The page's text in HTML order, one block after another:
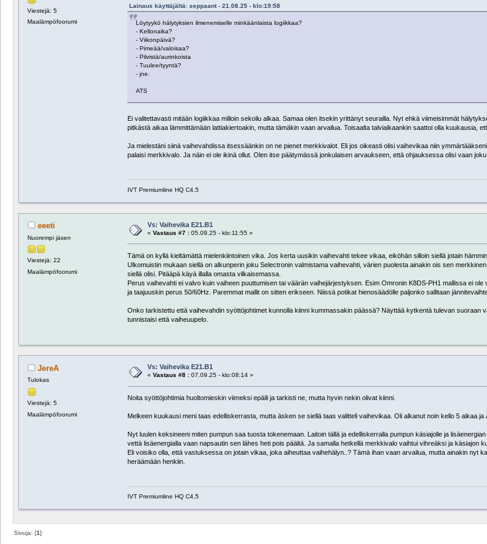
Viestejä: 5
Maalämpöfoorumi
Lainaus käyttäjältä: seppaant - 21.08.25 - klo:19:58
Löytyykö hälytyksien ilmenemiselle minkäänlaista logiikkaa?
- Kellonaika?
- Viikonpäivä?
- Pimeää/valoisaa?
- Pilvistä/aurinkoista
- Tuulee/tyyntä?
- jne.
ATS
Ei valitettavasti mitään logiikkaa milloin sekoilu alkaa. Samaa olen itsekin yrittänyt seurailla. Nyt ehkä viimeisimmät
pitkästä aikaa lämmittämään lattiakiertoakin, mutta tämäkin vaan arvailua. Toisaalta talviaikaankin saattoi olla kuukausia,
Ja mielestäni siinä vaihevahdissa itsessäänkin on ne pienet merkkivalot. Eli jos oikeasti olisi vaihevikaa niin
palaisi merkkivalo. Ja näin ei ole ikinä ollut. Olen itse päätymässä jonkulaisen arvaukseen, että ohjauksessa olisi vaan joku
IVT Premiumline HQ C4,5
eeeti
Nuorempi jäsen
Viestejä: 22
Maalämpöfoorumi
Vs: Vaihevika E21.B1
« Vastaus #7 :05.09.25 - klo:11:55 »
Tämä on kyllä kieltämättä mielenkiintoinen vika. Jos kerta uusikin vaihevahti tekee vikaa, eiköhän silloin siellä jotain
Ulkomuistin mukaan siellä on alkunperin joku Selectronin valmistama vaihevahti, värien puolesta ainakin ois sen
siellä olisi. Pitääpä käyä illalla omasta vilkaisemassa.
Perus vaihevahti ei valvo kuin vaiheen puuttumisen tai väärän vaihejärjestyksen. Esim Omronin K8DS-PH1 mallissa ei ole
ja taajuuskin perus 50/60Hz. Paremmat mallit on sitten erikseen. Niissä potikat hienosäädölle paljonko sallitaan
Onko tarkistettu että vaihevahdin syöttöjohtimet kunnolla kiinni kummassakin päässä? Näyttää kytkentä tulevan suoraan
tunnistaisi että vaiheuupelo.
JereA
Tulokas
Viestejä: 5
Maalämpöfoorumi
Vs: Vaihevika E21.B1
« Vastaus #8 :07.09.25 - klo:08:14 »
Noita syöttöjohtimia huoltomieskin viimeksi epäili ja tarkisti ne, mutta hyvin nekin olivat kiinni.
Melkeen kuukausi meni taas edelliskerrasta, mutta äsken se siellä taas valitteli vaihevikaa. Oli alkanut noin kello 5 aikaa ja
Nyt luulen keksineeni miten pumpun saa tuosta tokenemaan. Laitoin tällä ja edelliskerralla pumpun käsiajolle ja
vettä lisäenergialla vaan napsautin sen lähes heti pois päältä. Ja samalla hetkellä merkkivalo vaihtui vihreäksi ja käsiajon
Eli voisiko olla, että vastuksessa on jotain vikaa, joka aiheuttaa vaihehälyn..? Tämä ihan vaan arvailua, mutta ainakin nyt
heräämään henkiin.
IVT Premiumline HQ C4,5
Sivuja: [1]